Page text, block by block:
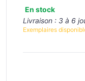
En stock
Livraison : 3 à 6
Exemplaires